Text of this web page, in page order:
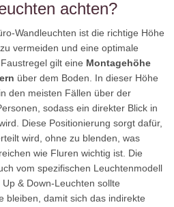
achten?
Wandleuchten ist die richtige Höhe
vermeiden und eine optimale
gilt eine Montagehöhe
über dem Boden. In dieser Höhe
den meisten Fällen über der
sodass ein direkter Blick in
Diese Positionierung sorgt dafür,
wird, ohne zu blenden, was
wie Fluren wichtig ist. Die
vom spezifischen Leuchtenmodell
& Down-Leuchten sollte
bleiben, damit sich das indirekte